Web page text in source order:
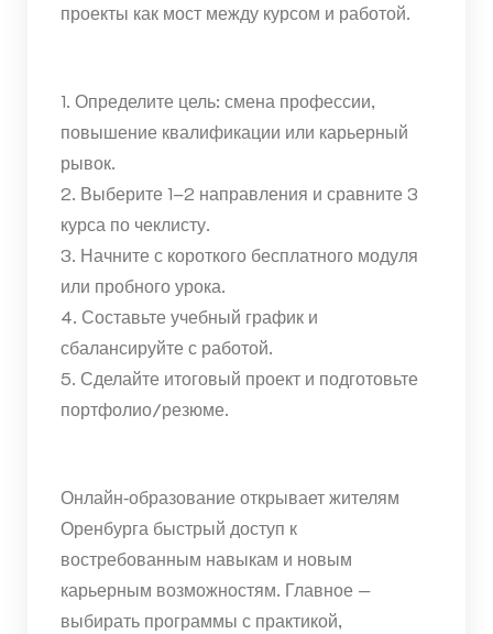
проекты как мост между курсом и работой.
1. Определите цель: смена профессии,
повышение квалификации или карьерный
рывок.
2. Выберите 1–2 направления и сравните 3
курса по чеклисту.
3. Начните с короткого бесплатного модуля
или пробного урока.
4. Составьте учебный график и
сбалансируйте с работой.
5. Сделайте итоговый проект и подготовьте
портфолио/резюме.
Онлайн‑образование открывает жителям
Оренбурга быстрый доступ к
востребованным навыкам и новым
карьерным возможностям. Главное —
выбирать программы с практикой,